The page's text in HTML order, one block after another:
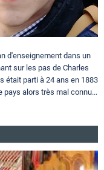
d'enseignement dans un
sur les pas de Charles
était parti à 24 ans en 1883
pays alors très mal connu...